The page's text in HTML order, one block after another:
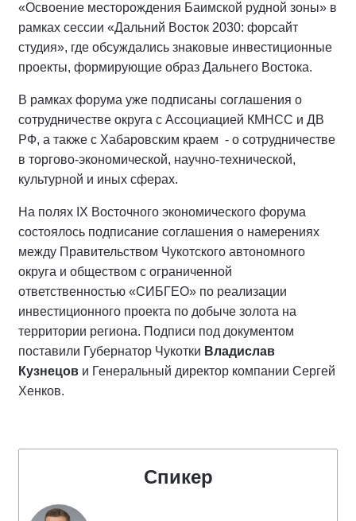
«Освоение месторождения Баимской рудной зоны» в
рамках сессии «Дальний Восток 2030: форсайт
студия», где обсуждались знаковые инвестиционные
проекты, формирующие образ Дальнего Востока.
В рамках форума уже подписаны соглашения о
сотрудничестве округа с Ассоциацией КМНСС и ДВ
РФ, а также с Хабаровским краем - о сотрудничестве
в торгово-экономической, научно-технической,
культурной и иных сферах.
На полях IX Восточного экономического форума
состоялось подписание соглашения о намерениях
между Правительством Чукотского автономного
округа и обществом с ограниченной
ответственностью «СИБГЕО» по реализации
инвестиционного проекта по добыче золота на
территории региона. Подписи под документом
поставили Губернатор Чукотки Владислав
Кузнецов и Генеральный директор компании Сергей
Хенков.
Спикер